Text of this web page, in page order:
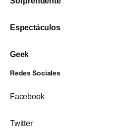
Espectáculos
Geek
Redes Sociales
Facebook
Twitter